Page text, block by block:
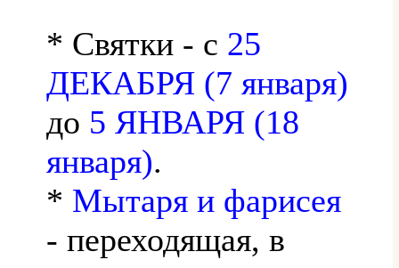
* Святки - с 25
ДЕКАБРЯ (7 января)
до 5 ЯНВАРЯ (18
января).
* Мытаря и фарисея
- переходящая, в